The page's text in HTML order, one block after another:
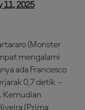
11, 2025
(Monster
mengalami
ada Francesco
0,7 detik –
Kemudian
(Prima